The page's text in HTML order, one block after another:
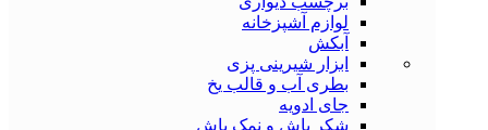
لوازم آشپزخانه
آبکش
ابزار شیرینی پزی
بطری آب و قالب یخ
جای ادویه
شکر پاش و نمک پاش